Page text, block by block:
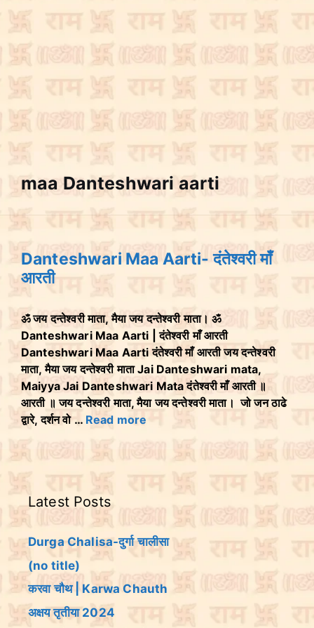
maa Danteshwari aarti
Danteshwari Maa Aarti- दंतेश्वरी माँ
आरती
ॐ जय दन्तेश्वरी माता, मैया जय दन्तेश्वरी माता। ॐ
Danteshwari Maa Aarti | दंतेश्वरी माँ आरती
Danteshwari Maa Aarti दंतेश्वरी माँ आरती जय दन्तेश्वरी
माता, मैया जय दन्तेश्वरी माता Jai Danteshwari mata,
Maiyya Jai Danteshwari Mata दंतेश्वरी माँ आरती ॥
आरती ॥ जय दन्तेश्वरी माता, मैया जय दन्तेश्वरी माता। जो जन ठाढे
द्वारे, दर्शन वो … Read more
Latest Posts
Durga Chalisa-दुर्गा चालीसा
(no title)
करवा चौथ | Karwa Chauth
अक्षय तृतीया 2024